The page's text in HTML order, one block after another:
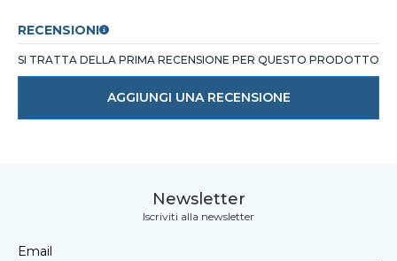
RECENSIONI
SI TRATTA DELLA PRIMA RECENSIONE PER QUESTO PRODOTTO
AGGIUNGI UNA RECENSIONE
Newsletter
Iscriviti alla newsletter
Email